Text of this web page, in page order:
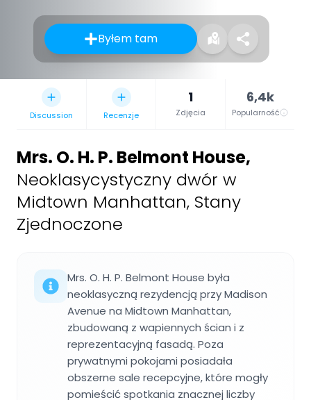
Byłem tam
Discussion Recenzje
1
Zdjęcia
6,4k
Popularność
Mrs. O. H. P. Belmont House,
Neoklasycystyczny dwór w
Midtown Manhattan, Stany
Zjednoczone
Mrs. O. H. P. Belmont House była
neoklasyczną rezydencją przy Madison
Avenue na Midtown Manhattan,
zbudowaną z wapiennych ścian i z
reprezentacyjną fasadą. Poza
prywatnymi pokojami posiadała
obszerne sale recepcyjne, które mogły
pomieścić spotkania znacznej liczby